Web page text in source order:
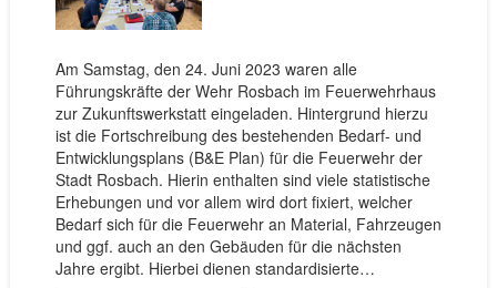
Am Samstag, den 24. Juni 2023 waren alle
Führungskräfte der Wehr Rosbach im Feuerwehrhaus
zur Zukunftswerkstatt eingeladen. Hintergrund hierzu
ist die Fortschreibung des bestehenden Bedarf- und
Entwicklungsplans (B&E Plan) für die Feuerwehr der
Stadt Rosbach. Hierin enthalten sind viele statistische
Erhebungen und vor allem wird dort fixiert, welcher
Bedarf sich für die Feuerwehr an Material, Fahrzeugen
und ggf. auch an den Gebäuden für die nächsten
Jahre ergibt. Hierbei dienen standardisierte…